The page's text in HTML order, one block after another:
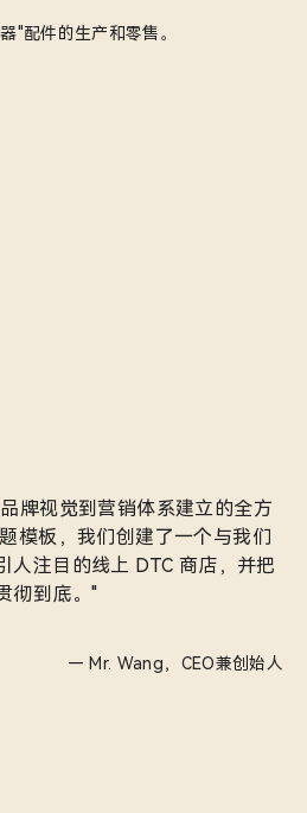
"配件的生产和零售。
牌视觉到营销体系建立的全方
模板，我们创建了一个与我们
人注目的线上 DTC 商店，并把
彻到底。"
— Mr. Wang，CEO兼创始人